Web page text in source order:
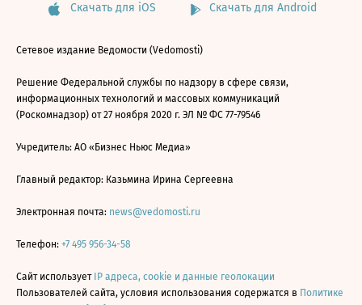
Скачать для iOS Скачать для Android
Сетевое издание Ведомости (Vedomosti)
Решение Федеральной службы по надзору в сфере связи,
информационных технологий и массовых коммуникаций
(Роскомнадзор) от 27 ноября 2020 г. ЭЛ № ФС 77-79546
Учредитель: АО «Бизнес Ньюс Медиа»
Главный редактор: Казьмина Ирина Сергеевна
Электронная почта: news@vedomosti.ru
Телефон: +7 495 956-34-58
Сайт использует IP адреса, cookie и данные геолокации
Пользователей сайта, условия использования содержатся в Политике